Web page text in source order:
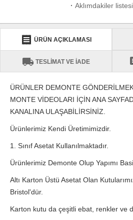
· Aklımdakiler
receipt ÜRÜN AÇIKLAMASI
local_shipping TESLİMAT VE İADE
ÜRÜNLER DEMONTE
MONTE VİDEOLARI İÇİN ANA
KANALINA ULAŞABİLİRSİNİZ.
Ürünlerimiz Kendi Üretimimizdir.
1. Sınıf Asetat Kullanılmaktadır.
Ürünlerimiz Demonte Olup Yapımı
Altı Karton Üstü Asetat Olan
Bristol'dür.
Karton kutu da çeşitli ebat, renkler ve